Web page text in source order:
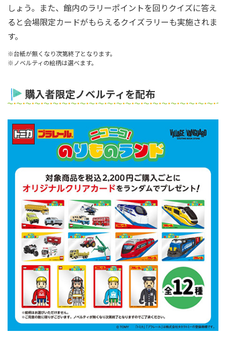
しょう。また、館内のラリーポイントを回りクイズに答え
ると会場限定カードがもらえるクイズラリーも実施されま
す。
※台紙が無くなり次第終了となります。
※ノベルティの絵柄は選べます。
購入者限定ノベルティを配布